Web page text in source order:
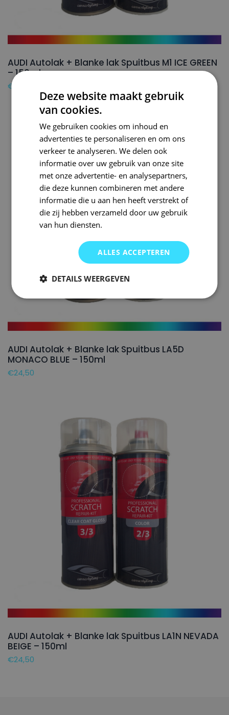
AUDI Autolak + Blanke lak Spuitbus M1 ICE GREEN
– 150ml
€
AUDI Autolak + Blanke lak Spuitbus LA5D
MONACO BLUE – 150ml
€24,50
AUDI Autolak + Blanke lak Spuitbus LA1N NEVADA
BEIGE – 150ml
€24,50
Deze website maakt gebruik
van cookies.
We gebruiken cookies om inhoud en
advertenties te personaliseren en om ons
verkeer te analyseren. We delen ook
informatie over uw gebruik van onze site
met onze advertentie- en analysepartners,
die deze kunnen combineren met andere
informatie die u aan hen heeft verstrekt of
die zij hebben verzameld door uw gebruik
van hun diensten.
ALLES ACCEPTEREN
DETAILS WEERGEVEN